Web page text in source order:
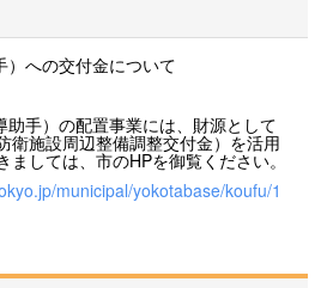
）への交付金について
助手）の配置事業には、財源として
衛施設周辺整備調整交付金）を活用
ましては、市のHPを御覧ください。
municipal/yokotabase/koufu/1